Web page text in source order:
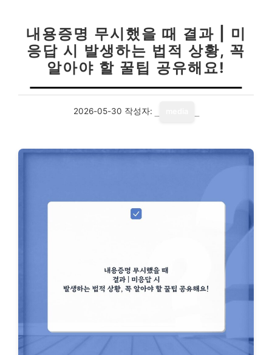
내용증명 무시했을 때 결과 | 미
응답 시 발생하는 법적 상황, 꼭
알아야 할 꿀팁 공유해요!
2026-05-30 작성자: